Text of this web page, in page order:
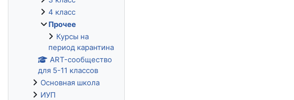
4 класс
Прочее
Курсы на
период карантина
ART-сообщество
для 5-11 классов
Основная школа
ИУП